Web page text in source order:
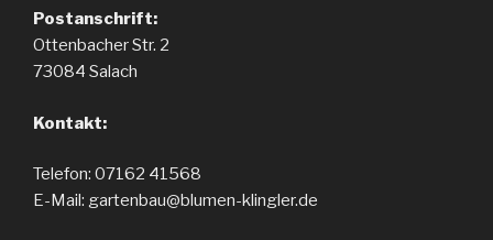
Postanschrift:
Ottenbacher Str. 2
73084 Salach
Kontakt:
Telefon: 07162 41568
E-Mail: gartenbau@blumen-klingler.de